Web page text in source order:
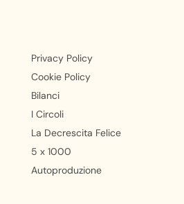
Privacy Policy
Cookie Policy
Bilanci
I Circoli
La Decrescita Felice
5 x 1000
Autoproduzione